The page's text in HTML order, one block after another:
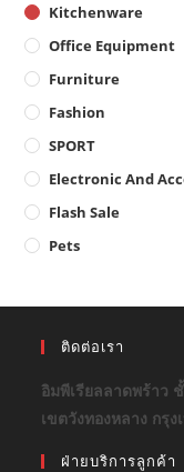
Kitchenware
Office Equipment
Furniture
Fashion
SPORT
Electronic And
Flash Sale
Pets
ติดต่อเรา
อิมพีเรียลลาดพร้าว
เขตวังทองหลาง กรุง
ฝ่ายบริการลูกค้า